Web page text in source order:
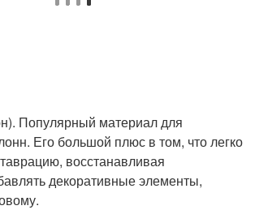
Популярный материал для
Его большой плюс в том, что легко
восстанавливая
декоративные элементы,